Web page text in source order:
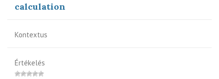
calculation
Kontextus
Értékelés